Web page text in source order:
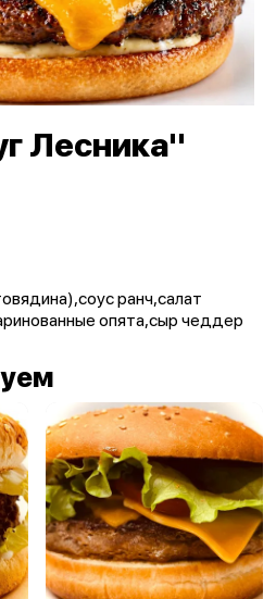
Лесника"
ранч,салат
опята,сыр чеддер